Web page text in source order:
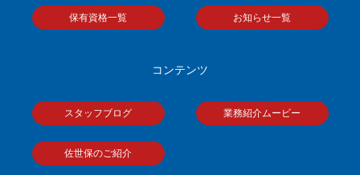
保有資格一覧 お知らせ一覧
コンテンツ
スタッフブログ 業務紹介ムービー
佐世保のご紹介